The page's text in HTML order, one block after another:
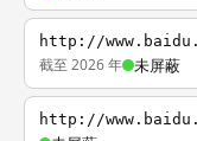
http://
截至 2026 年 未屏蔽
http://